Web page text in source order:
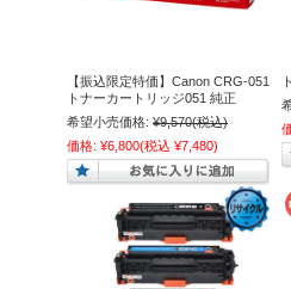
【振込限定特価】Canon CRG-051
トナーカートリッジ051 純正
希望小売価格: ¥9,570(税込)
価格: ¥6,800(税込 ¥7,480)